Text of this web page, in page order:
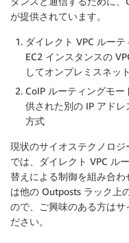
が提供されています。
ダイレクト VPC ルー
EC2 インスタンスの
してオンプレミスネッ
CoIP ルーティングモ
供された別の IP アド
方式
現状のサイオステクノロ
では、ダイレクト VPC ル
替えによる制御を組み合
は他の Outposts ラック上
ので、ご興味のある方はサ
ださい。